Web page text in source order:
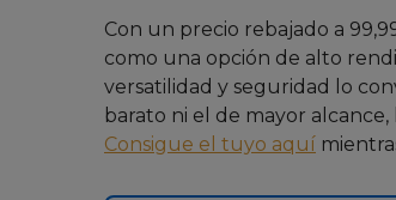
Con un precio rebajado a
como una opción de alto
versatilidad y seguridad lo
barato ni el de mayor
Consigue el tuyo aquí